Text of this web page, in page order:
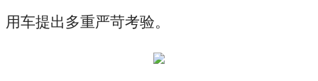
用车提出多重严苛考验。